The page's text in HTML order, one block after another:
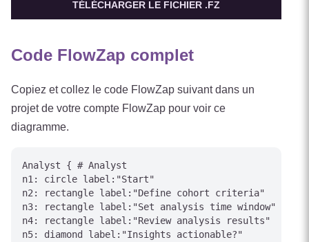
TÉLÉCHARGER LE FICHIER .FZ
Code FlowZap complet
Copiez et collez le code FlowZap suivant dans un
projet de votre compte FlowZap pour voir ce
diagramme.
Analyst { # Analyst
n1: circle label:"Start"
n2: rectangle label:"Define cohort criteria"
n3: rectangle label:"Set analysis time window"
n4: rectangle label:"Review analysis results"
n5: diamond label:"Insights actionable?"